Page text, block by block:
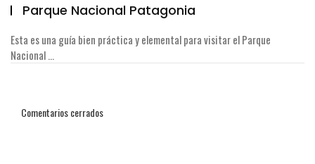
Parque Nacional Patagonia
Esta es una guía bien práctica y elemental para visitar el Parque
Nacional ...
Comentarios cerrados